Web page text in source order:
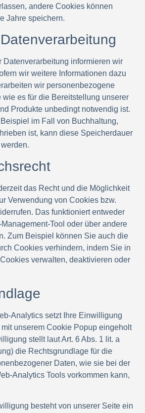
andere Cookies können
Jahre speichern.
Datenverarbeitung informieren wir
wir weitere Informationen dazu
wir personenbezogene
wie es für die Bereitstellung unserer
Produkte unbedingt notwendig ist.
im Fall von Buchhaltung,
ist, kann diese Speicherdauer
das Recht und die Möglichkeit
Verwendung von Cookies bzw.
Das funktioniert entweder
Tool oder über andere
Zum Beispiel können Sie auch die
Cookies verhindern, indem Sie in
verwalten, deaktivieren oder
Analytics setzt Ihre Einwilligung
unserem Cookie Popup eingeholt
stellt lautArt. 6 Abs. 1 lit. a
die Rechtsgrundlage für die
Daten, wie sie bei der
Analytics Tools vorkommen kann,
besteht von unserer Seite ein